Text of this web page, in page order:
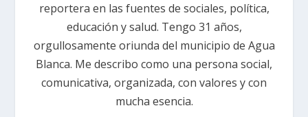
reportera en las fuentes de sociales, política,
educación y salud. Tengo 31 años,
orgullosamente oriunda del municipio de Agua
Blanca. Me describo como una persona social,
comunicativa, organizada, con valores y con
mucha esencia.